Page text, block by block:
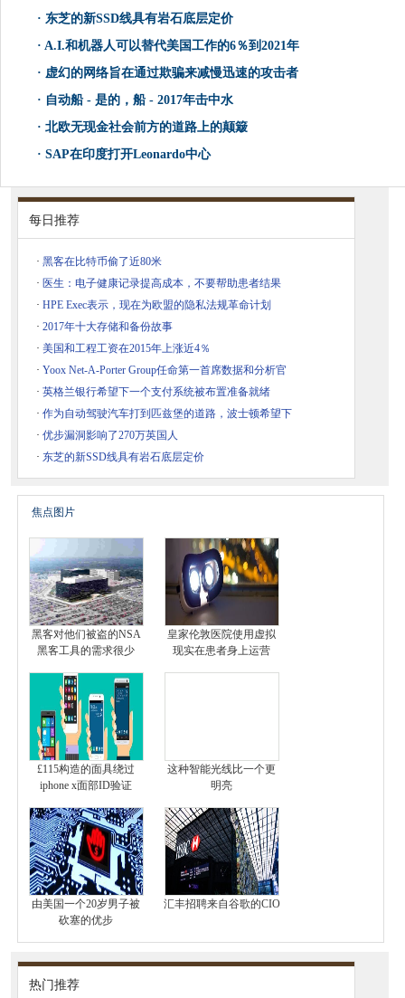
· 东芝的新SSD线具有岩石底层定价
· A.I.和机器人可以替代美国工作的6％到2021年
· 虚幻的网络旨在通过欺骗来减慢迅速的攻击者
· 自动船 - 是的，船 - 2017年击中水
· 北欧无现金社会前方的道路上的颠簸
· SAP在印度打开Leonardo中心
每日推荐
· 黑客在比特币偷了近80米
· 医生：电子健康记录提高成本，不要帮助患者结果
· HPE Exec表示，现在为欧盟的隐私法规革命计划
· 2017年十大存储和备份故事
· 美国和工程工资在2015年上涨近4％
· Yoox Net-A-Porter Group任命第一首席数据和分析官
· 英格兰银行希望下一个支付系统被布置准备就绪
· 作为自动驾驶汽车打到匹兹堡的道路，波士顿希望下
· 优步漏洞影响了270万英国人
· 东芝的新SSD线具有岩石底层定价
焦点图片
黑客对他们被盗的NSA
黑客工具的需求很少
皇家伦敦医院使用虚拟
现实在患者身上运营
£115构造的面具绕过
iphone x面部ID验证
这种智能光线比一个更
明亮
由美国一个20岁男子被
砍塞的优步
汇丰招聘来自谷歌的CIO
热门推荐